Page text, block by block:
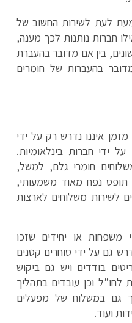
לעת לשירות החשוב של
חברות נותנות לכך מענה,
בין אם מדובר בהעברת
בהעברות של חומרים
איננו נדרש רק על ידי
על ידי חברות בינלאומיות.
חומרי גלם, למשל,
תופס נפח מאוד משמעותי,
לשירות משלוחים לארצות
או יחידים שזכו
גם על ידי סוחרים קטנים
בודדים ויש גם ביקוש
וכן עובדים בתהליך
גם במשלוח של מפעלים
ועוד.